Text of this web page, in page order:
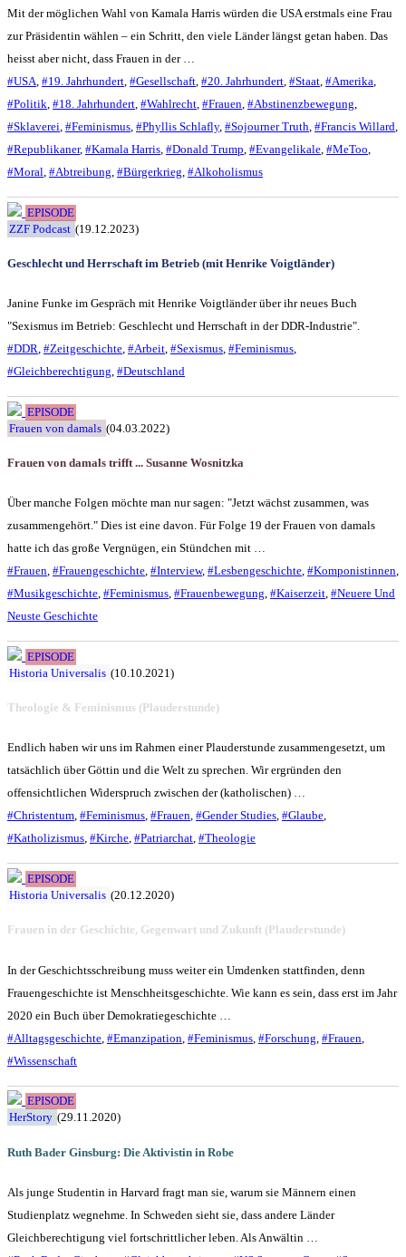
Mit der möglichen Wahl von Kamala Harris würden die USA erstmals eine Frau
zur Präsidentin wählen – ein Schritt, den viele Länder längst getan haben. Das
heisst aber nicht, dass Frauen in der …
#USA #19. Jahrhundert #Gesellschaft #20. Jahrhundert #Staat #Amerika
#Politik #18. Jahrhundert #Wahlrecht #Frauen #Abstinenzbewegung
#Sklaverei #Feminismus #Phyllis Schlafly, #Sojourner Truth #Francis Willard
#Republikaner, #Kamala Harris #Donald Trump #Evangelikale #MeToo
#Moral #Abtreibung #Bürgerkrieg #Alkoholismus
EPISODE
ZZF Podcast (19.12.2023)
Geschlecht und Herrschaft im Betrieb (mit Henrike Voigtländer)
Janine Funke im Gespräch mit Henrike Voigtländer über ihr neues Buch
"Sexismus im Betrieb: Geschlecht und Herrschaft in der DDR-Industrie".
#DDR, #Zeitgeschichte, #Arbeit, #Sexismus, #Feminismus,
#Gleichberechtigung, #Deutschland
EPISODE
Frauen von damals (04.03.2022)
Frauen von damals trifft ... Susanne Wosnitzka
Über manche Folgen möchte man nur sagen: "Jetzt wächst zusammen, was
zusammengehört." Dies ist eine davon. Für Folge 19 der Frauen von damals
hatte ich das große Vergnügen, ein Stündchen mit …
#Frauen, #Frauengeschichte, #Interview, #Lesbengeschichte, #Komponistinnen,
#Musikgeschichte, #Feminismus, #Frauenbewegung, #Kaiserzeit, #Neuere Und
Neuste Geschichte
EPISODE
Historia Universalis (10.10.2021)
Theologie & Feminismus (Plauderstunde)
Endlich haben wir uns im Rahmen einer Plauderstunde zusammengesetzt, um
tatsächlich über Göttin und die Welt zu sprechen. Wir ergründen den
offensichtlichen Widerspruch zwischen der (katholischen) …
#Christentum, #Feminismus, #Frauen, #Gender Studies, #Glaube,
#Katholizismus, #Kirche, #Patriarchat, #Theologie
EPISODE
Historia Universalis (20.12.2020)
Frauen in der Geschichte, Gegenwart und Zukunft (Plauderstunde)
In der Geschichtsschreibung muss weiter ein Umdenken stattfinden, denn
Frauengeschichte ist Menschheitsgeschichte. Wie kann es sein, dass erst im Jahr
2020 ein Buch über Demokratiegeschichte …
#Alltagsgeschichte #Emanzipation #Feminismus #Forschung #Frauen
#Wissenschaft
EPISODE
HerStory (29.11.2020)
Ruth Bader Ginsburg: Die Aktivistin in Robe
Als junge Studentin in Harvard fragt man sie, warum sie Männern einen
Studienplatz wegnehme. In Schweden sieht sie, dass andere Länder
Gleichberechtigung viel fortschrittlicher leben. Als Anwältin …